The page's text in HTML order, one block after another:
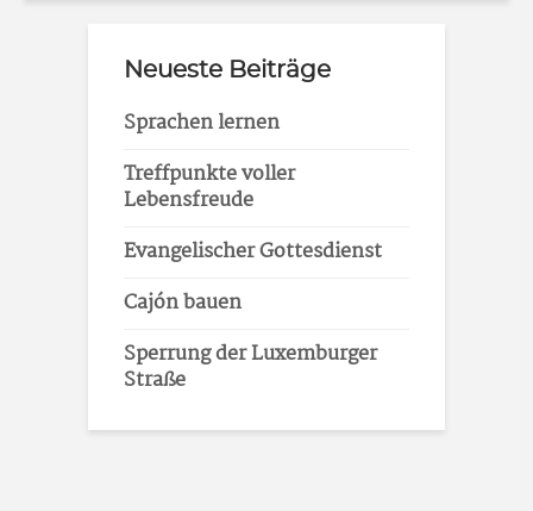
Neueste Beiträge
Sprachen lernen
Treffpunkte voller
Lebensfreude
Evangelischer Gottesdienst
Cajón bauen
Sperrung der Luxemburger
Straße